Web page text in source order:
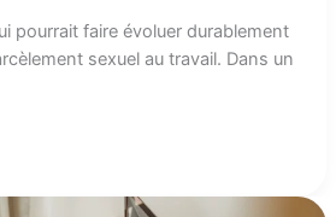
pourrait faire évoluer durablement
sexuel au travail. Dans un